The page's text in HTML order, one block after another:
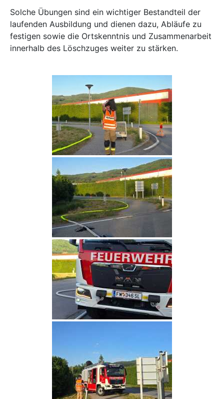
Solche Übungen sind ein wichtiger Bestandteil der
laufenden Ausbildung und dienen dazu, Abläufe zu
festigen sowie die Ortskenntnis und Zusammenarbeit
innerhalb des Löschzuges weiter zu stärken.